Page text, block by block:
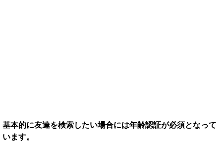
基本的に友達を検索したい場合には年齢認証が必須となって
います。